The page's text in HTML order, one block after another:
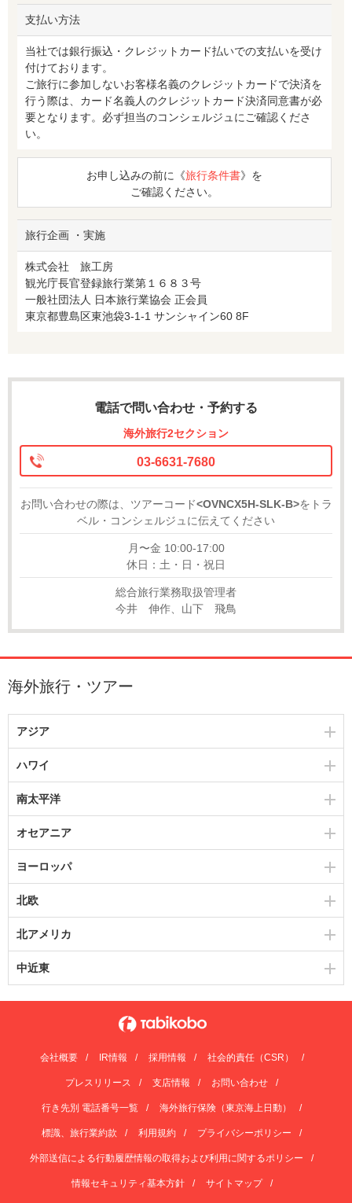
支払い方法
当社では銀行振込・クレジットカード払いでの支払いを受け
付けております。
ご旅行に参加しないお客様名義のクレジットカードで決済を
行う際は、カード名義人のクレジットカード決済同意書が必
要となります。必ず担当のコンシェルジュにご確認くださ
い。
お申し込みの前に《旅行条件書》を
ご確認ください。
旅行企画 ・実施
株式会社 旅工房
観光庁長官登録旅行業第１６８３号
一般社団法人 日本旅行業協会 正会員
東京都豊島区東池袋3-1-1 サンシャイン60 8F
電話で問い合わせ・予約する
海外旅行2セクション
03-6631-7680
お問い合わせの際は、ツアーコード<OVNCX5H-SLK-B>をトラ
ベル・コンシェルジュに伝えてください
月〜金 10:00-17:00
休日：土・日・祝日
総合旅行業務取扱管理者
今井 伸作、山下 飛鳥
海外旅行・ツアー
アジア
ハワイ
南太平洋
オセアニア
ヨーロッパ
北欧
北アメリカ
中近東
会社概要 IR情報 採用情報 社会的責任（CSR）
プレスリリース 支店情報 お問い合わせ
行き先別 電話番号一覧 海外旅行保険（東京海上日動）
標識、旅行業約款 利用規約 プライバシーポリシー
外部送信による行動履歴情報の取得および利用に関するポリシー
情報セキュリティ基本方針 サイトマップ